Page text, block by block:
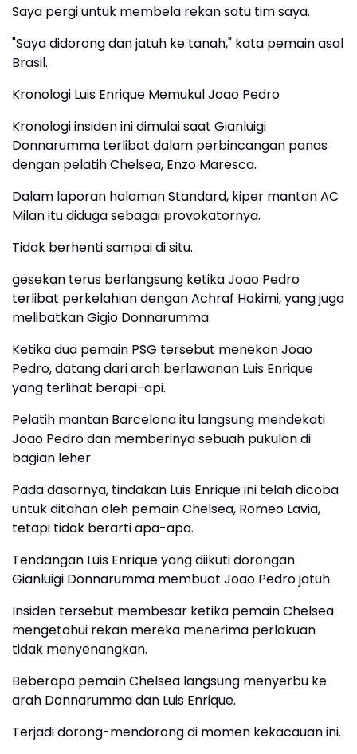
Saya pergi untuk membela rekan satu tim saya.
"Saya didorong dan jatuh ke tanah," kata pemain asal
Brasil.
Kronologi Luis Enrique Memukul Joao Pedro
Kronologi insiden ini dimulai saat Gianluigi
Donnarumma terlibat dalam perbincangan panas
dengan pelatih Chelsea, Enzo Maresca.
Dalam laporan halaman Standard, kiper mantan AC
Milan itu diduga sebagai provokatornya.
Tidak berhenti sampai di situ.
gesekan terus berlangsung ketika Joao Pedro
terlibat perkelahian dengan Achraf Hakimi, yang juga
melibatkan Gigio Donnarumma.
Ketika dua pemain PSG tersebut menekan Joao
Pedro, datang dari arah berlawanan Luis Enrique
yang terlihat berapi-api.
Pelatih mantan Barcelona itu langsung mendekati
Joao Pedro dan memberinya sebuah pukulan di
bagian leher.
Pada dasarnya, tindakan Luis Enrique ini telah dicoba
untuk ditahan oleh pemain Chelsea, Romeo Lavia,
tetapi tidak berarti apa-apa.
Tendangan Luis Enrique yang diikuti dorongan
Gianluigi Donnarumma membuat Joao Pedro jatuh.
Insiden tersebut membesar ketika pemain Chelsea
mengetahui rekan mereka menerima perlakuan
tidak menyenangkan.
Beberapa pemain Chelsea langsung menyerbu ke
arah Donnarumma dan Luis Enrique.
Terjadi dorong-mendorong di momen kekacauan ini.